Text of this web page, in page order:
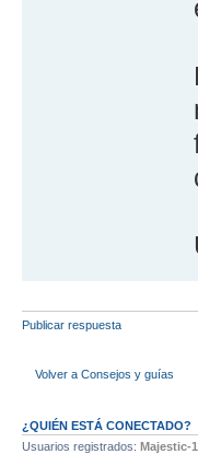
Publicar respuesta
Volver a Consejos y guías
¿QUIÉN ESTÁ CONECTADO?
Usuarios registrados: Majestic-